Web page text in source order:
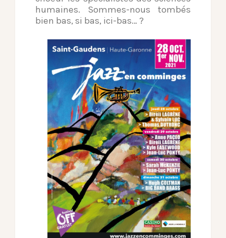
humaines. Sommes-nous tombés
bien bas, si bas, ici-bas… ?